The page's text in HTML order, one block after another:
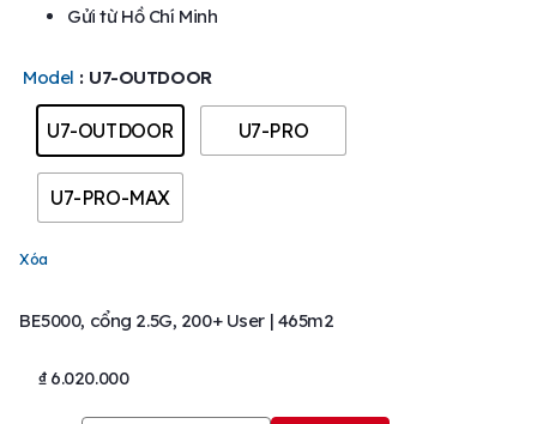
Gửi từ Hồ Chí Minh
Model : U7-OUTDOOR
U7-OUTDOOR U7-PRO
U7-PRO-MAX
Xóa
BE5000, cổng 2.5G, 200+ User | 465m2
₫6.020.000